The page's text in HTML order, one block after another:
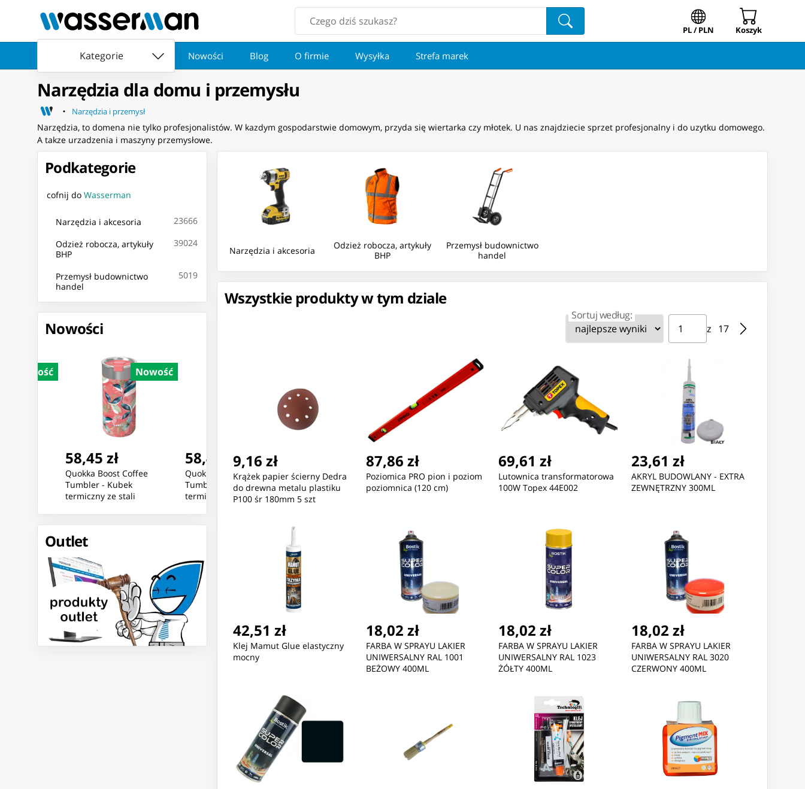
PL / PLN Koszyk
Kategorie Nowości Blog O firmie Wysyłka Strefa marek
Narzędzia dla domu i przemysłu
Narzędzia i przemysł
Narzędzia, to domena nie tylko profesjonalistów. W kazdym gospodarstwie domowym, przyda się wiertarka czy młotek. U nas znajdziecie sprzet profesjonalny i do uzytku domowego.
A takze urzadzenia i maszyny przemysłowe.
Podkategorie
cofnij do Wasserman
Narzędzia i akcesoria 23666
Odzież robocza, artykuły
BHP
39024
Przemysł budownictwo
handel
5019
Nowości
Nowość
58,45 zł
Quokka Boost Coffee
Tumbler - Kubek
termiczny ze stali
58,45 zł
Quokka Boost Coffee
Tumbler - Kubek
termiczny ze stali
MicroConnect Powercord
C13 IEC Lock - C14
Nowość
43,08 zł
MicroConnect Powercord
C13 IEC Lock+ - C14
51,51 zł
MicroConnect Powercord
C13 IEC Lock+ - C14
42,69 zł
MicroConnect Powercord
C19 IEC Lock - C20
Outlet
Narzędzia i akcesoria
Odzież robocza, artykuły
BHP
Przemysł budownictwo
handel
Wszystkie produkty w tym dziale
Sortuj według: Strona ⁨1⁩ z ⁨17⁩
z ⁨17⁩
Przejdź do strony
9,16 zł
Krążek papier ścierny Dedra
do drewna metalu plastiku
P100 śr 180mm 5 szt
87,86 zł
Poziomica PRO pion i poziom
poziomnica (120 cm)
69,61 zł
Lutownica transformatorowa
100W Topex 44E002
23,61 zł
AKRYL BUDOWLANY - EXTRA
ZEWNĘTRZNY 300ML
42,51 zł
Klej Mamut Glue elastyczny
mocny
18,02 zł
FARBA W SPRAYU LAKIER
UNIWERSALNY RAL 1001
BEŻOWY 400ML
18,02 zł
FARBA W SPRAYU LAKIER
UNIWERSALNY RAL 1023
ŻÓŁTY 400ML
18,02 zł
FARBA W SPRAYU LAKIER
UNIWERSALNY RAL 3020
CZERWONY 400ML